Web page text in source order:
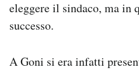
eleggere il sindaco, ma in
successo.
A Goni si era infatti